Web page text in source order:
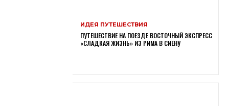
ИДЕЯ ПУТЕШЕСТВИЯ
ПУТЕШЕСТВИЕ НА ПОЕЗДЕ ВОСТОЧНЫЙ ЭКСПРЕСС
«СЛАДКАЯ ЖИЗНЬ» ИЗ РИМА В СИЕНУ